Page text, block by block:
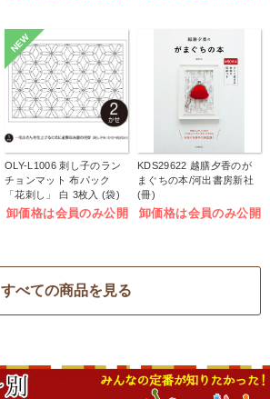
NEW
OLY-L1006 刺し子のラン
チョンマット 布パック
「花刺し」 白 3枚入 (袋)
卸価格は会員のみ公開
KDS29622 越膳夕香のが
まぐちの本/河出書房新社
(冊)
卸価格は会員のみ公開
すべての商品を見る